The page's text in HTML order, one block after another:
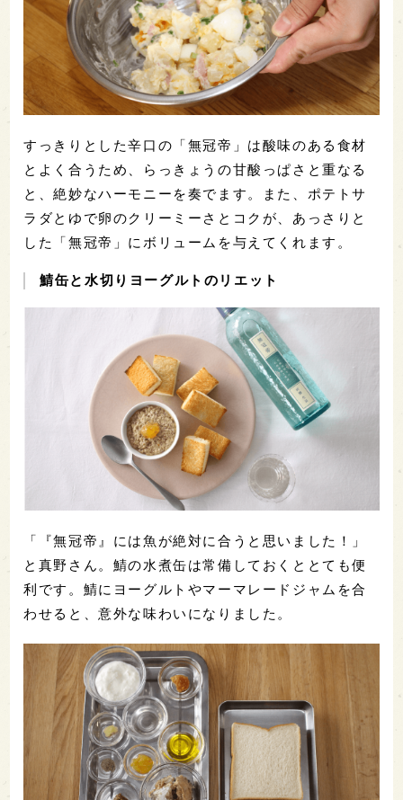
すっきりとした辛口の「無冠帝」は酸味のある食材
とよく合うため、らっきょうの甘酸っぱさと重なる
と、絶妙なハーモニーを奏でます。また、ポテトサ
ラダとゆで卵のクリーミーさとコクが、あっさりと
した「無冠帝」にボリュームを与えてくれます。
鯖缶と水切りヨーグルトのリエット
「『無冠帝』には魚が絶対に合うと思いました！」
と真野さん。鯖の水煮缶は常備しておくととても便
利です。鯖にヨーグルトやマーマレードジャムを合
わせると、意外な味わいになりました。